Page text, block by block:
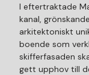
I eftertraktade
kanal,
arkitektoniskt
boende som
skifferfasaden
gett upphov till